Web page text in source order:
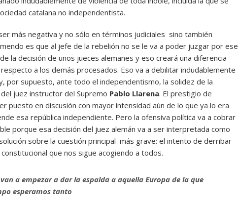
catalana no independentista.
más negativa y no sólo en términos judiciales sino también
es que al jefe de la rebelión no se le va a poder juzgar por ese
la decisión de unos jueces alemanes y eso creará una diferencia
a los demás procesados. Eso va a debilitar indudablemente
por supuesto, ante todo el independentismo, la solidez de la
juez instructor del Supremo Pablo Llarena. El prestigio de
puesto en discusión con mayor intensidad aún de lo que ya lo era
esa república independiente. Pero la ofensiva política va a cobrar
porque esa decisión del juez alemán va a ser interpretada como
sobre la cuestión principal más grave: el intento de derribar
que nos sigue acogiendo a todos.
a empezar a dar la espalda a aquella Europa de la que
esperamos tanto